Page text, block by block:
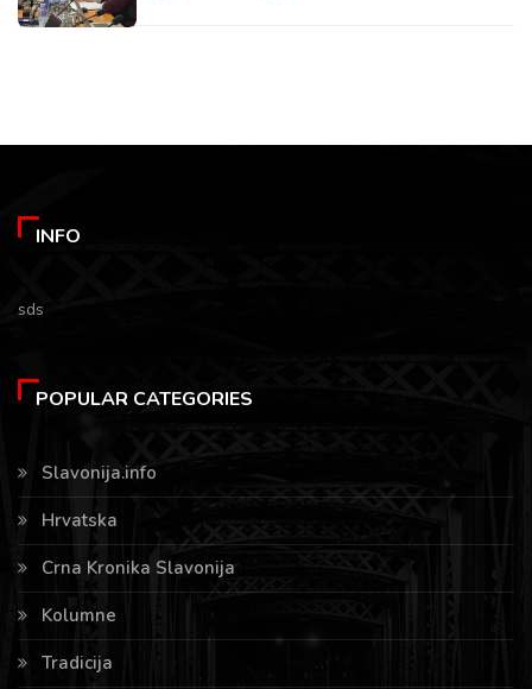
INFO
sds
POPULAR CATEGORIES
Slavonija.info
Hrvatska
Crna Kronika Slavonija
Kolumne
Tradicija